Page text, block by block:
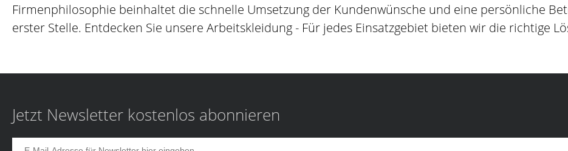
Firmenphilosophie beinhaltet die schnelle Umsetzung der Kundenwünsche und eine persönliche
erster Stelle. Entdecken Sie unsere Arbeitskleidung - Für jedes Einsatzgebiet bieten wir die richtige
Jetzt Newsletter kostenlos abonnieren